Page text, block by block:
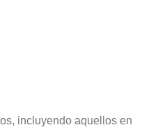
incluyendo aquellos en